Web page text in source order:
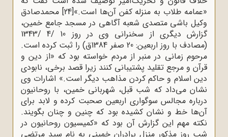
«عمامه طلاب به منزله کفن آن‌ها است.»[24]
محمدصادق
وکیل باشی متصدی شعبه آگاهی در مسجد جامع خمین،
گزارش دیگری از سخنرانی وی در روز 10 /4 /1343
(مصادف با روز اربعین: 20 صفر 1384ق) را ثبت کرده است.
مرحوم زمانی در منبر از مردم خواسته بود که «از دین و
قرآن و مرجع تقلید پشتیبانی کنند زیرا قصد برخی، نابودی
دین اسلام و حاکم کردن مذاهب دیگر است.» اشارات وی
نشان می‌داد که شب قبل، شهربانی خمین، با روحانیون
درباره مجالس سوگواری اربعین صحبت کرده و لابد برای
آن‌ها خط و نشان کشیده بود که چنین و چنان بگویند.
نکته مهم این گزارش آن بود که «کمیسیون روحانیون در
شب روز مذکور منزل برادران خمینی به نام سید مرتضی